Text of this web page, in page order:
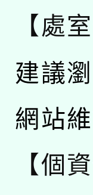
【處
建議
網站
【個